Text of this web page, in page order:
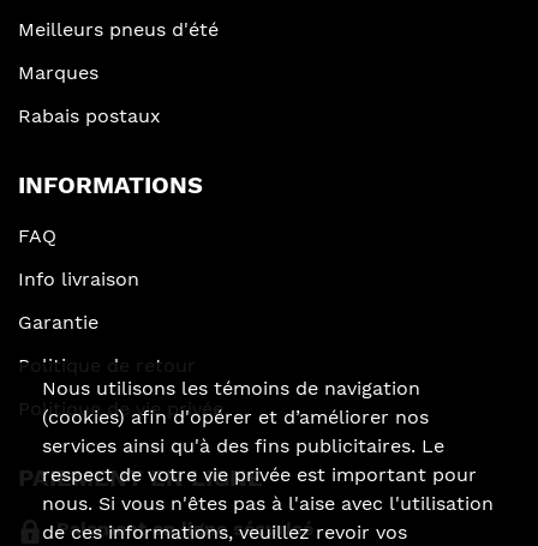
Meilleurs pneus d'été
Marques
Rabais postaux
INFORMATIONS
FAQ
Info livraison
Garantie
Politique de retour
Politique de vie privée
PAIEMENT EN LIGNE
Paiement en ligne sécurisé
Nous utilisons les témoins de navigation
(cookies) afin d'opérer et d’améliorer nos
services ainsi qu'à des fins publicitaires. Le
respect de votre vie privée est important pour
nous. Si vous n'êtes pas à l'aise avec l'utilisation
de ces informations, veuillez revoir vos